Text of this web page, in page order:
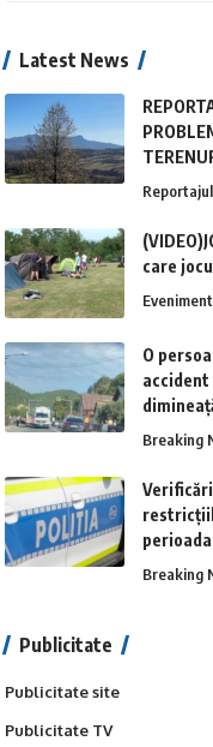
Latest News
care
O
Breaking
Breaking
Publicitate
Publicitate site
Publicitate TV